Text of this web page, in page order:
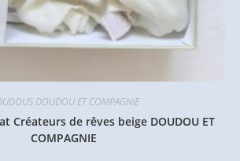
DOUDOU ET COMPAGNIE
Créateurs de rêves beige DOUDOU ET
COMPAGNIE